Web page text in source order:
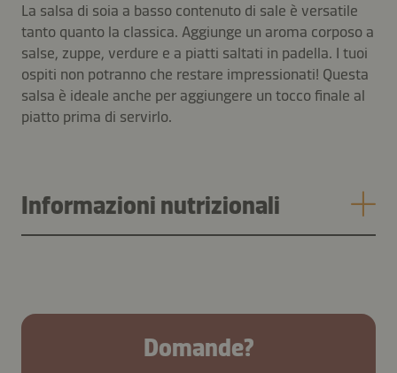
La salsa di soia a basso contenuto di sale è versatile
tanto quanto la classica. Aggiunge un aroma corposo a
salse, zuppe, verdure e a piatti saltati in padella. I tuoi
ospiti non potranno che restare impressionati! Questa
salsa è ideale anche per aggiungere un tocco finale al
piatto prima di servirlo.
Informazioni nutrizionali
Domande?